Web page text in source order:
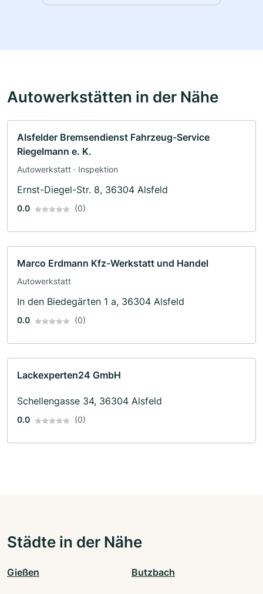
Autowerkstätten in der Nähe
Alsfelder Bremsendienst Fahrzeug-Service
Riegelmann e. K.
Autowerkstatt · Inspektion
Ernst-Diegel-Str. 8, 36304 Alsfeld
0.0 (0)
Marco Erdmann Kfz-Werkstatt und Handel
Autowerkstatt
In den Biedegärten 1 a, 36304 Alsfeld
0.0 (0)
Lackexperten24 GmbH
Schellengasse 34, 36304 Alsfeld
0.0 (0)
Städte in der Nähe
Gießen Butzbach